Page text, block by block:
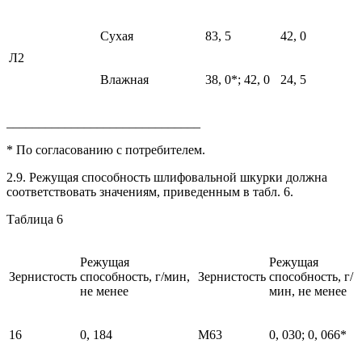
Л2
Сухая 83, 5 42, 0
Влажная 38, 0*; 42, 0 24, 5
* По согласованию с потребителем.
2.9. Режущая способность шлифовальной шкурки должна
соответствовать значениям, приведенным в табл. 6.
Таблица 6
Зернистость
Режущая
способность, г/мин,
не менее
Зернистость
Режущая
способность, г/
мин, не менее
16 0, 184 М63 0, 030; 0, 066*